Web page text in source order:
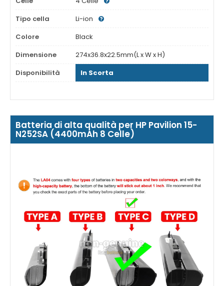
Tipo cella
Li-ion
Colore
Black
Dimensione
274x36.8x22.5mm(L x W x H)
Disponibilità
In Scorta
Batteria di alta qualità per HP Pavilion 15-
N252SA (4400mAh 8 Celle)